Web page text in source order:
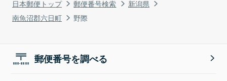
日本郵便トップ 郵便番号検索
新潟県
南魚沼郡六日町
野際
郵便番号を調べる